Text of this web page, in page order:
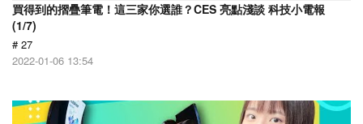
買得到的摺疊筆電！這三家你選誰？CES 亮點淺談 科技小電報
(1/7)
# 27
2022-01-06 13:54